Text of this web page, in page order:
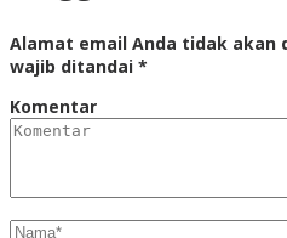
Alamat email Anda tidak akan
wajib ditandai *
Komentar